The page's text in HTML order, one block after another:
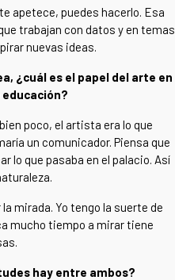
apetece, puedes hacerlo. Esa
trabajan con datos y en temas
nuevas ideas.
¿cuál es el papel del arte en
poco, el artista era lo que
un comunicador. Piensa que
lo que pasaba en el palacio. Así
mirada. Yo tengo la suerte de
mucho tiempo a mirar tiene
hay entre ambos?